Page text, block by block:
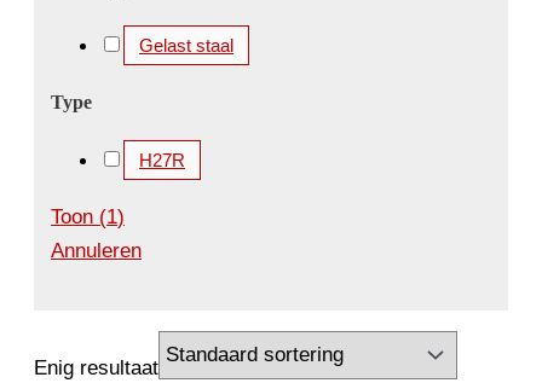
Gelast staal
Type
H27R
Toon (1)
Annuleren
Enig resultaat